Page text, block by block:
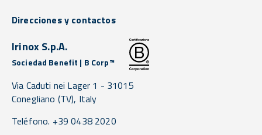
Direcciones y contactos
Irinox S.p.A.
Sociedad Benefit | B Corp™
Via Caduti nei Lager 1 - 31015
Conegliano (TV), Italy
Teléfono. +39 0438 2020